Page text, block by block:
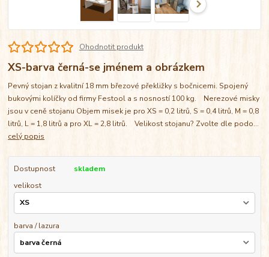
Ohodnotit produkt
XS-barva černá-se jménem a obrázkem
Pevný stojan z kvalitní 18 mm březové překližky s bočnicemi. Spojený
bukovými kolíčky od firmy Festool a s nosností 100 kg. Nerezové misky
jsou v ceně stojanu Objem misek je pro XS = 0,2 litrů, S = 0,4 litrů, M = 0,8
litrů, L = 1,8 litrů a pro XL = 2,8 litrů. Velikost stojanu? Zvolte dle podo...
celý popis
Dostupnost
skladem
velikost
barva / lazura